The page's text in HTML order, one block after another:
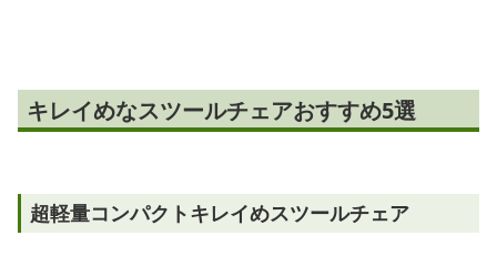
キレイめなスツールチェアおすすめ5選
超軽量コンパクトキレイめスツールチェア